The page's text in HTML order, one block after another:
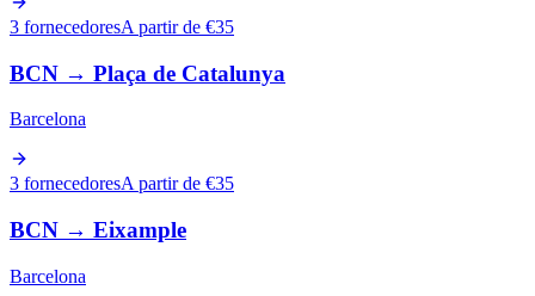
3 fornecedoresA partir de €35
BCN → Plaça de Catalunya
Barcelona
3 fornecedoresA partir de €35
BCN → Eixample
Barcelona